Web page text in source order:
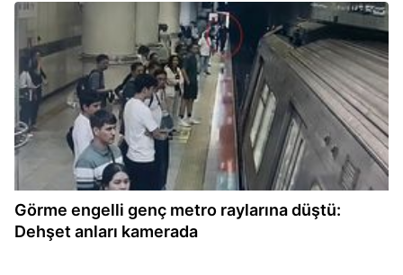
Görme engelli genç metro raylarına düştü:
Dehşet anları kamerada